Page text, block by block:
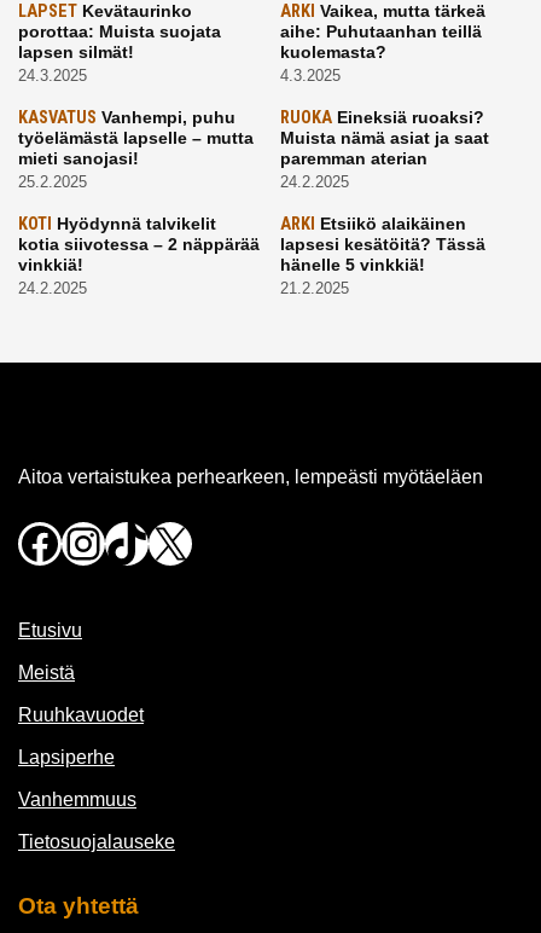
LAPSET Kevätaurinko
porottaa: Muista suojata
lapsen silmät!
24.3.2025
ARKI Vaikea, mutta tärkeä
aihe: Puhutaanhan teillä
kuolemasta?
4.3.2025
KASVATUS Vanhempi, puhu
työelämästä lapselle – mutta
mieti sanojasi!
25.2.2025
RUOKAEineksiä ruoaksi?
Muista nämä asiat ja saat
paremman aterian
24.2.2025
KOTI Hyödynnä talvikelit
kotia siivotessa – 2 näppärää
vinkkiä!
24.2.2025
ARKI Etsiikö alaikäinen
lapsesi kesätöitä? Tässä
hänelle 5 vinkkiä!
21.2.2025
Aitoa vertaistukea perhearkeen, lempeästi myötäeläen
Facebook
Instagram
TikTok
X
Etusivu
Meistä
Ruuhkavuodet
Lapsiperhe
Vanhemmuus
Tietosuojalauseke
Ota yhtettä